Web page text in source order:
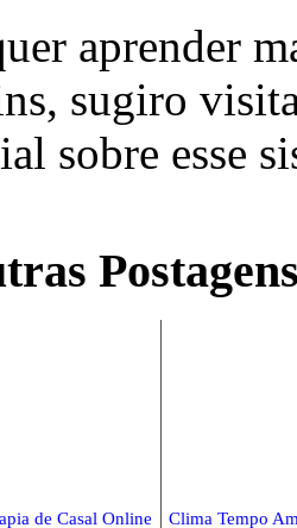
aprender
sugiro
sobre esse
de Casal Online Clima Tempo